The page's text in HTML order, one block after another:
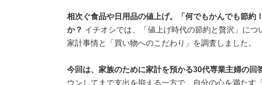
相次ぐ食品や日用品の値上げ。「何でもかんでも節約
か？ イチオシでは、「値上げ時代の節約と贅沢」に
家計事情と「買い物へのこだわり」を調査しました。
今回は、家族のために家計を預かる30代専業主婦の回
ウンしてまで支出を抑える一方で、自分の心を満たす